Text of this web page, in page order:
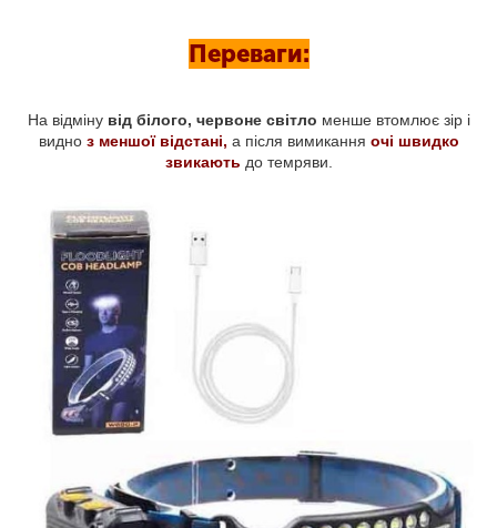
Переваги:
На відміну від білого, червоне світло менше втомлює зір і
видно з меншої відстані, а після вимикання очі швидко
звикають до темряви.